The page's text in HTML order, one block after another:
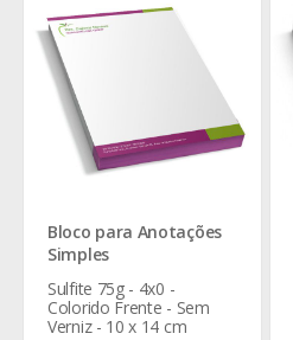
Bloco para Anotações
Simples
Sulfite 75g - 4x0 -
Colorido Frente - Sem
Verniz - 10 x 14 cm